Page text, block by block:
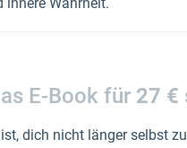
E-Book für 27 €
dich nicht länger selbst